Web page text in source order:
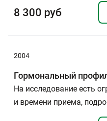
8 300 руб
2004
Гормональный
На исследование есть
и времени приема,